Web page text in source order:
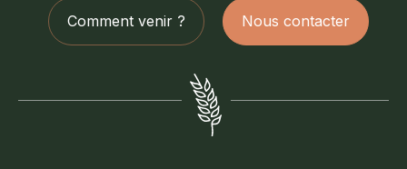
Achards
Comment venir ? Nous contacter